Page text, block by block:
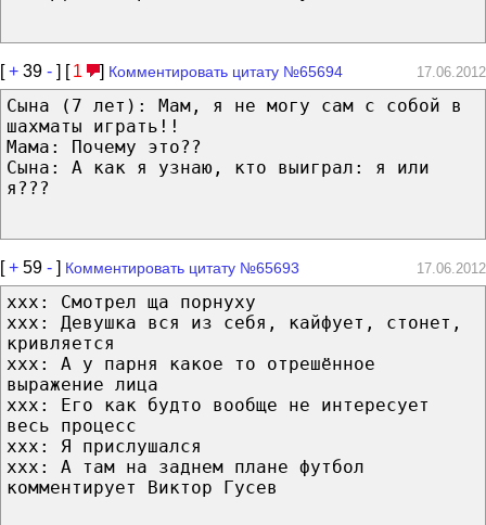
[+ 39 - ] [ 1 ] Комментировать цитату №65694 17.06.2012
Сына (7 лет): Мам, я не могу сам с собой в
шахматы играть!!
Мама: Почему это??
Сына: А как я узнаю, кто выиграл: я или
я???
[+ 59 - ] Комментировать цитату №65693 17.06.2012
ххх: Смотрел ща порнуху
ххх: Девушка вся из себя, кайфует, стонет,
кривляется
ххх: А у парня какое то отрешённое
выражение лица
ххх: Его как будто вообще не интересует
весь процесс
ххх: Я прислушался
ххх: А там на заднем плане футбол
комментирует Виктор Гусев